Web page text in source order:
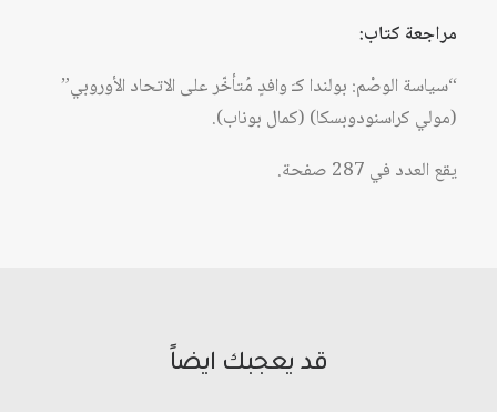
مراجعة كتاب:
“سياسة الوصْم: بولندا كـَ وافدٍ مُتأخّر على الاتحاد الأوروبي”
(مولي كراسنودوبسكا) (كمال بوناب).
يقع العدد في 287 صفحة.
قد يعجبك ايضاً